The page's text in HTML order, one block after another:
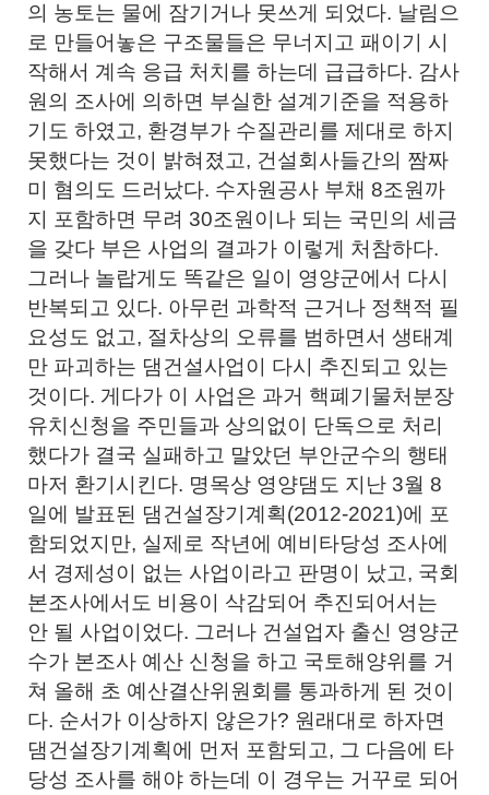
의 농토는 물에 잠기거나 못쓰게 되었다. 날림으
로 만들어놓은 구조물들은 무너지고 패이기 시
작해서 계속 응급 처치를 하는데 급급하다. 감사
원의 조사에 의하면 부실한 설계기준을 적용하
기도 하였고, 환경부가 수질관리를 제대로 하지
못했다는 것이 밝혀졌고, 건설회사들간의 짬짜
미 혐의도 드러났다. 수자원공사 부채 8조원까
지 포함하면 무려 30조원이나 되는 국민의 세금
을 갖다 부은 사업의 결과가 이렇게 처참하다.
그러나 놀랍게도 똑같은 일이 영양군에서 다시
반복되고 있다. 아무런 과학적 근거나 정책적 필
요성도 없고, 절차상의 오류를 범하면서 생태계
만 파괴하는 댐건설사업이 다시 추진되고 있는
것이다. 게다가 이 사업은 과거 핵폐기물처분장
유치신청을 주민들과 상의없이 단독으로 처리
했다가 결국 실패하고 말았던 부안군수의 행태
마저 환기시킨다. 명목상 영양댐도 지난 3월 8
일에 발표된 댐건설장기계획(2012-2021)에 포
함되었지만, 실제로 작년에 예비타당성 조사에
서 경제성이 없는 사업이라고 판명이 났고, 국회
본조사에서도 비용이 삭감되어 추진되어서는
안 될 사업이었다. 그러나 건설업자 출신 영양군
수가 본조사 예산 신청을 하고 국토해양위를 거
쳐 올해 초 예산결산위원회를 통과하게 된 것이
다. 순서가 이상하지 않은가? 원래대로 하자면
댐건설장기계획에 먼저 포함되고, 그 다음에 타
당성 조사를 해야 하는데 이 경우는 거꾸로 되어